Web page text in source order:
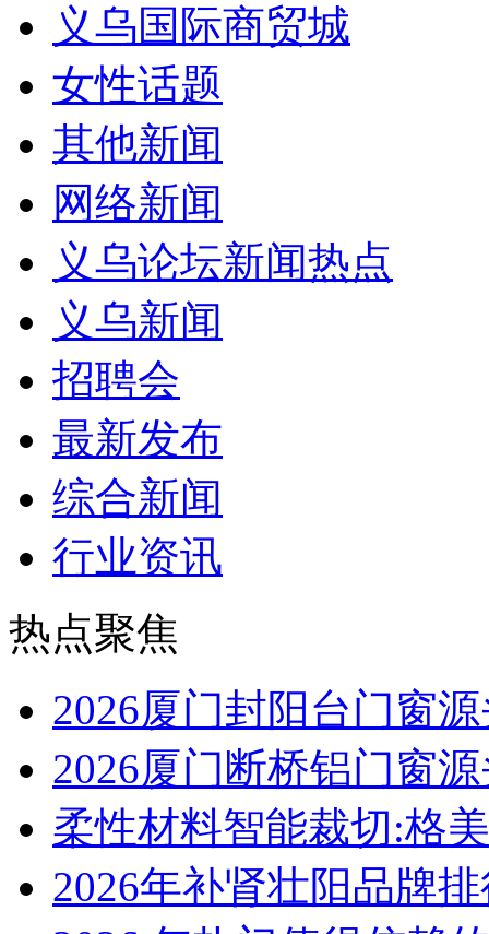
义乌国际商贸城
女性话题
其他新闻
网络新闻
义乌论坛新闻热点
义乌新闻
招聘会
最新发布
综合新闻
行业资讯
热点聚焦
2026厦门封阳台门窗
2026厦门断桥铝门窗
柔性材料智能裁切:格
2026年补肾壮阳品牌